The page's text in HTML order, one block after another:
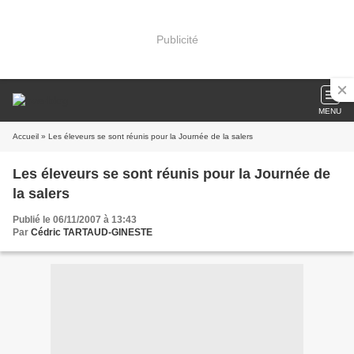
Publicité
MENU
Accueil » Les éleveurs se sont réunis pour la Journée de la salers
Les éleveurs se sont réunis pour la Journée de
la salers
Publié le 06/11/2007 à 13:43
Par Cédric TARTAUD-GINESTE